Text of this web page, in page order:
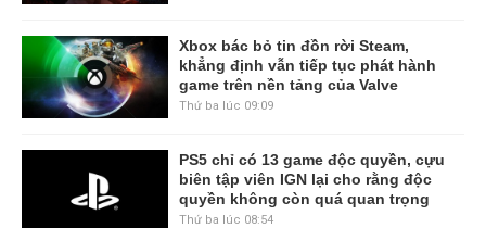
Xbox bác bỏ tin đồn rời Steam,
khẳng định vẫn tiếp tục phát hành
game trên nền tảng của Valve
Thứ ba lúc 09:09
PS5 chỉ có 13 game độc quyền, cựu
biên tập viên IGN lại cho rằng độc
quyền không còn quá quan trọng
Thứ ba lúc 08:54